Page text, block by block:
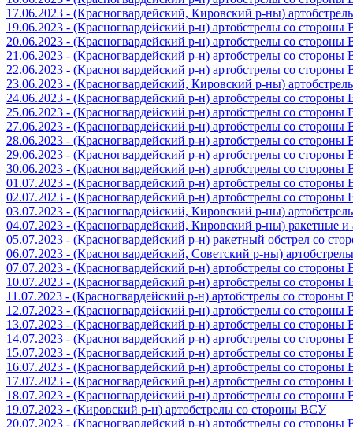
17.06.2023 - (Красногвардейский, Кировский р-ны)
19.06.2023 - (Красногвардейский р-н) артобстрелы со
20.06.2023 - (Красногвардейский р-н) артобстрелы со
21.06.2023 - (Красногвардейский р-н) артобстрелы со
22.06.2023 - (Красногвардейский р-н) артобстрелы со
23.06.2023 - (Красногвардейский, Кировский р-ны)
24.06.2023 - (Красногвардейский р-н) артобстрелы со
25.06.2023 - (Красногвардейский р-н) артобстрелы со
27.06.2023 - (Красногвардейский р-н) артобстрелы со
28.06.2023 - (Красногвардейский р-н) артобстрелы со
29.06.2023 - (Красногвардейский р-н) артобстрелы со
30.06.2023 - (Красногвардейский р-н) артобстрелы со
01.07.2023 - (Красногвардейский р-н) артобстрелы со
02.07.2023 - (Красногвардейский р-н) артобстрелы со
03.07.2023 - (Красногвардейский, Кировский р-ны)
04.07.2023 - (Красногвардейский, Кировский р-ны) ракетные
05.07.2023 - (Красногвардейский р-н) ракетный обстрел со
06.07.2023 - (Красногвардейский, Советский р-ны)
07.07.2023 - (Красногвардейский р-н) артобстрелы со
10.07.2023 - (Красногвардейский р-н) артобстрелы со
11.07.2023 - (Красногвардейский р-н) артобстрелы со стороны
12.07.2023 - (Красногвардейский р-н) артобстрелы со
13.07.2023 - (Красногвардейский р-н) артобстрелы со
14.07.2023 - (Красногвардейский р-н) артобстрелы со
15.07.2023 - (Красногвардейский р-н) артобстрелы со
16.07.2023 - (Красногвардейский р-н) артобстрелы со
17.07.2023 - (Красногвардейский р-н) артобстрелы со
18.07.2023 - (Красногвардейский р-н) артобстрелы со
19.07.2023 - (Кировский р-н) артобстрелы со стороны ВСУ
20.07.2023 - (Красногвардейский р-н) артобстрелы со